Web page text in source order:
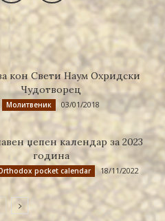
кон Свети Наум Охридски
Чудотворец
Молитвеник 03/01/2018
џепен календар за 2023
година
pocket calendar 18/11/2022